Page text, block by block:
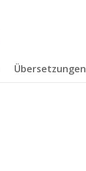
Übersetzungen